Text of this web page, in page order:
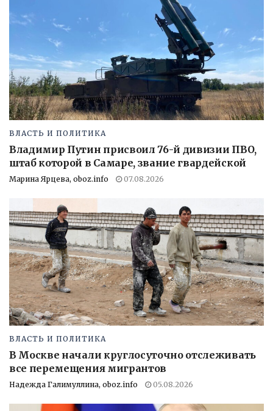
ВЛАСТЬ И ПОЛИТИКА
Владимир Путин присвоил 76-й дивизии ПВО,
штаб которой в Самаре, звание гвардейской
Марина Ярцева, oboz.info 07.08.2026
ВЛАСТЬ И ПОЛИТИКА
В Москве начали круглосуточно отслеживать
все перемещения мигрантов
Надежда Галимуллина, oboz.info 05.08.2026